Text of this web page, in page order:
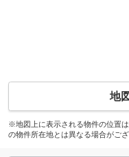
地
※地図上に表示される物件の位置
の物件所在地とは異なる場合がござ